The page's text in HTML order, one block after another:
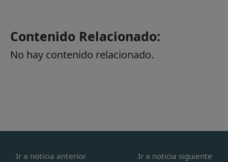
Contenido Relacionado:
No hay contenido relacionado.
Ir a noticia anterior Ir a noticia siguiente